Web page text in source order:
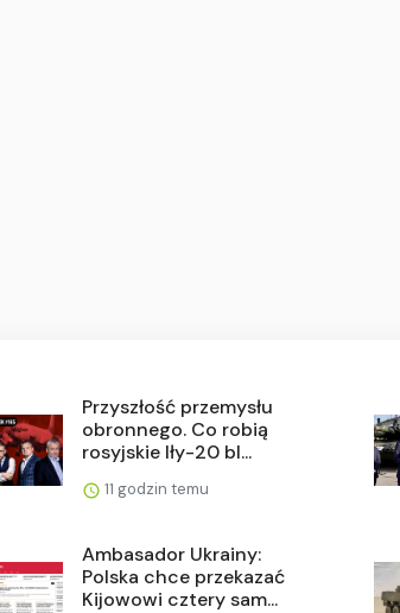
Przyszłość przemysłu
obronnego. Co robią
rosyjskie Iły-20 bl...
11 godzin temu
Ambasador Ukrainy:
Polska chce przekazać
Kijowowi cztery sam...